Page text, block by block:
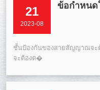
21
2023-08
ข้อกําหนด
ชั้นป้องกันของสายสัญญาณจะ
จะต้องต�